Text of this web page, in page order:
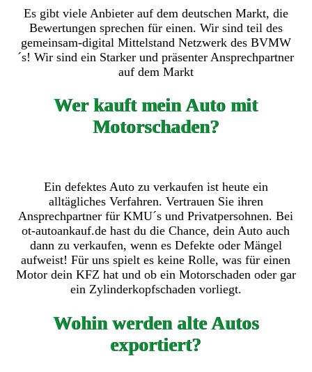
Es gibt viele Anbieter auf dem deutschen Markt, die
Bewertungen sprechen für einen. Wir sind teil des
gemeinsam-digital Mittelstand Netzwerk des BVMW
´s! Wir sind ein Starker und präsenter Ansprechpartner
auf dem Markt
Wer kauft mein Auto mit
Motorschaden?
Ein defektes Auto zu verkaufen ist heute ein
alltägliches Verfahren. Vertrauen Sie ihren
Ansprechpartner für KMU´s und Privatpersohnen. Bei
ot-autoankauf.de hast du die Chance, dein Auto auch
dann zu verkaufen, wenn es Defekte oder Mängel
aufweist! Für uns spielt es keine Rolle, was für einen
Motor dein KFZ hat und ob ein Motorschaden oder gar
ein Zylinderkopfschaden vorliegt.
Wohin werden alte Autos
exportiert?